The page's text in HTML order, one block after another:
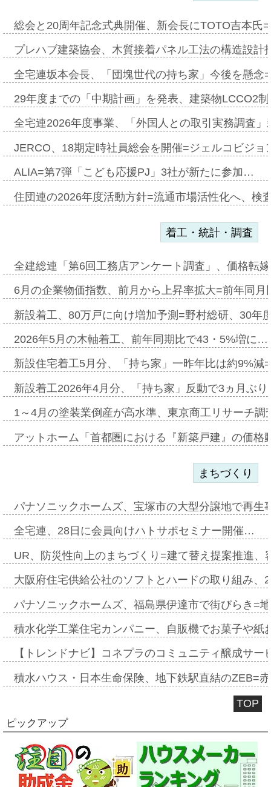
総会と20周年記念式典開催、新会長にTOTO吉本氏
プレハブ建築協会、木質接着パネル工法の構造設
全宅連坂本会長、「団塊世代の持ち家」今後を懸
29年度までの「中期計画」を発表、建築物LCCO2
全宅連2026年度事業、「外国人との取引実務調査
JERCO、18期定時社員総会を開催=ジェルコビジ
ALIA=第7弾「こども応援PJ」3社が新たに参加…
住団連の2026年度活動方針=流通市場活性化へ、検
着工・統計・調査
全建総連「第6回工務店アンケート調査」、価格転
6月の企業物価指数、前月から上昇率拡大=前年同
新設着工、80万戸に向け増加予測=野村総研、30年
2026年5月の木軸着工、前年同期比で43・5%増に…
新設住宅着工5月分、「持ち家」一昨年比は約9%
新設着工2026年4月分、「持ち家」反動で3ヵ月ぶ
1～4月の塗装業倒産が高水準、東京商工リサーチ
アットホーム「首都圏における『新築戸建』の価
まちづくり
パナソニックホームズ、宝塚市の大型分譲地で再
全宅連、28日に会員向けハトサポセミナー開催…
UR、防災性向上のまちづくり=建て替え提案推進
大阪府住宅供給公社のソフトとハードの取り組み
パナソニックホームズ、福島県伊達市で街びらき=
積水化学工業住宅カンパニー、自販機でお菓子や
【トレンドナビ】コネプラのコミュニティ醸成サ
積水ハウス・日本生命保険、地下鉄駅直結のZEB=
TOP
ピックアップ